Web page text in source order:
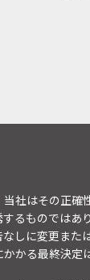
社はその正
るものではあ
しに変更また
かる最終決